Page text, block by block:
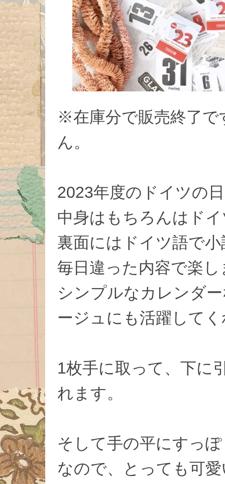
※在庫分で販売終了で
ん。
2023年度のドイツの
中身はもちろんはド
裏面にはドイツ語で
毎日違った内容で楽
シンプルなカレンダ
ージュにも活躍して
1枚手に取って、下に
れます。
そして手の平にすっ
なので、とっても可